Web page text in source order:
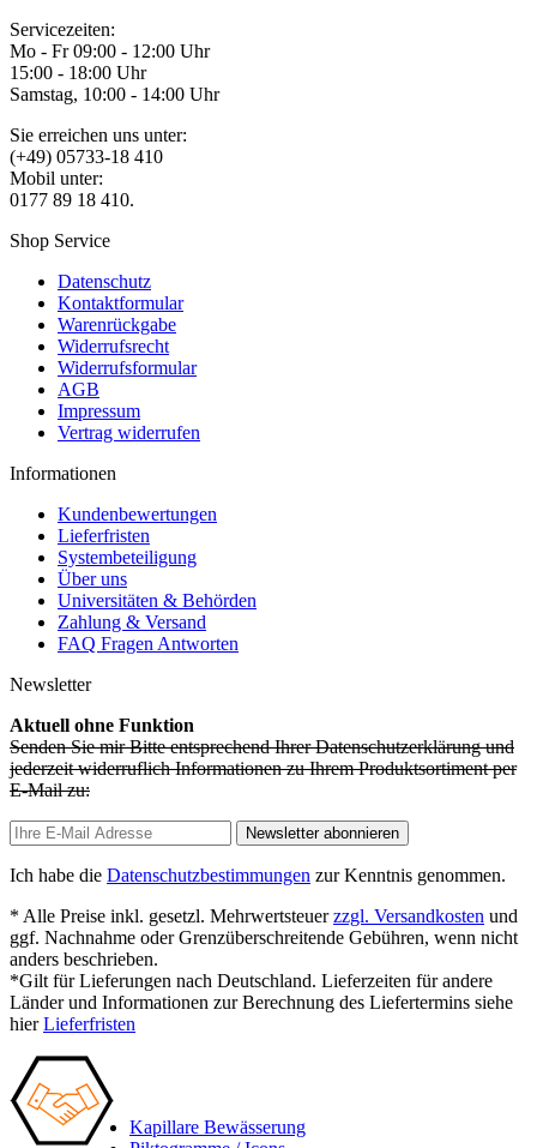
Servicezeiten:
Mo - Fr 09:00 - 12:00 Uhr
15:00 - 18:00 Uhr
Samstag, 10:00 - 14:00 Uhr
Sie erreichen uns unter:
(+49) 05733-18 410
Mobil unter:
0177 89 18 410.
Shop Service
Datenschutz
Kontaktformular
Warenrückgabe
Widerrufsrecht
Widerrufsformular
AGB
Impressum
Vertrag widerrufen
Informationen
Kundenbewertungen
Lieferfristen
Systembeteiligung
Über uns
Universitäten & Behörden
Zahlung & Versand
FAQ Fragen Antworten
Newsletter
Aktuell ohne Funktion
Senden Sie mir Bitte entsprechend Ihrer Datenschutzerklärung und
jederzeit widerruflich Informationen zu Ihrem Produktsortiment per
E-Mail zu:
Newsletter abonnieren
Ich habe die Datenschutzbestimmungen zur Kenntnis genommen.
* Alle Preise inkl. gesetzl. Mehrwertsteuerzzgl. Versandkosten und
ggf. Nachnahme oder Grenzüberschreitende Gebühren, wenn nicht
anders beschrieben.
*Gilt für Lieferungen nach Deutschland. Lieferzeiten für andere
Länder und Informationen zur Berechnung des Liefertermins siehe
hierLieferfristen
Kapillare Bewässerung